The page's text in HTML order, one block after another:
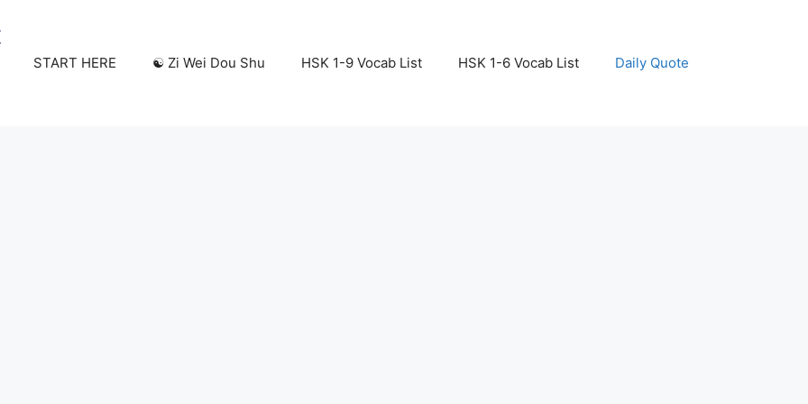
START HERE ☯️ Zi Wei Dou Shu HSK 1-9 Vocab List HSK 1-6 Vocab List Daily Quote